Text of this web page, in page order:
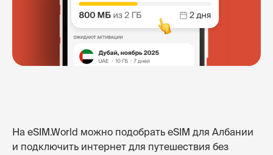
На eSIM.World можно подобрать eSIM для Албании
и подключить интернет для путешествия без